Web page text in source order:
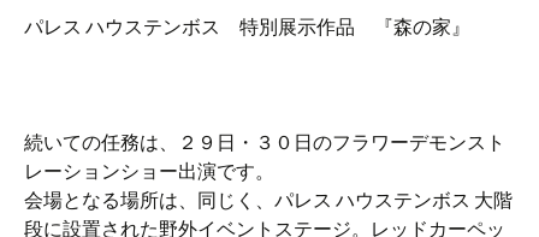
パレス ハウステンボス 特別展示作品 『森の家』
続いての任務は、２９日・３０日のフラワーデモンスト
レーションショー出演です。
会場となる場所は、同じく、パレス ハウステンボス 大階
段に設置された野外イベントステージ。レッドカーペッ